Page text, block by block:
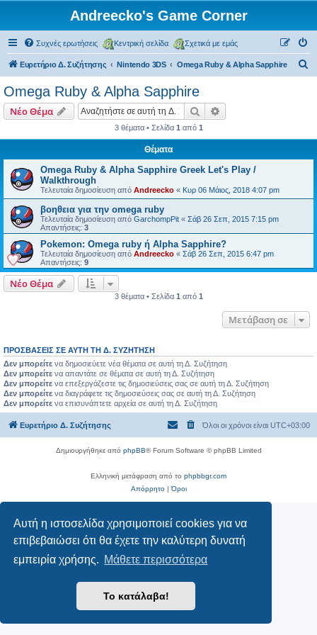
Αυτή η ιστοσελίδα χρησιμοποιεί cookies για να
επιβεβαιώσει ότι θα έχετε την καλύτερη δυνατή
εμπειρία χρήσης. Μάθετε περισσότερα
Το κατάλαβα!
Andreecko's Game Corner
Συχνές ερωτήσεις Κεντρική σελίδα Σχετικά με εμάς
Ευρετήριο Δ. Συζήτησης Nintendo 3DS Omega Ruby & Alpha Sapphire
η
Omega Ruby & Alpha Sapphire
Νέο Θέμα Αναζήτηση
3 θέματα • Σελίδα 1 από 1
Θέματα
Omega Ruby & Alpha Sapphire Greek Let's Play /
Walkthrough
Τελευταία δημοσίευση από Andreecko « Κυρ 06 Μάιος, 2018 4:07 pm
βοηθεια για την omega ruby
Τελευταία δημοσίευση από GarchompPit « Σάβ 26 Σεπ, 2015 7:15 pm
Απαντήσεις: 3
Pokemon: Omega ruby ή Alpha Sapphire?
Τελευταία δημοσίευση από Andreecko « Σάβ 26 Σεπ, 2015 6:47 pm
Απαντήσεις: 9
Νέο Θέμα
3 θέματα • Σελίδα 1 από 1
Μετάβαση σε
ΠΡΟΣΒΆΣΕΙΣ ΣΕ ΑΥΤΉ ΤΗ Δ. ΣΥΖΉΤΗΣΗ
Δεν μπορείτε να δημοσιεύετε νέα θέματα σε αυτή τη Δ. Συζήτηση
Δεν μπορείτε να απαντάτε σε θέματα σε αυτή τη Δ. Συζήτηση
Δεν μπορείτε να επεξεργάζεστε τις δημοσιεύσεις σας σε αυτή τη Δ. Συζήτηση
Δεν μπορείτε να διαγράφετε τις δημοσιεύσεις σας σε αυτή τη Δ. Συζήτηση
Δεν μπορείτε να επισυνάπτετε αρχεία σε αυτή τη Δ. Συζήτηση
Ευρετήριο Δ. Συζήτησης Όλοι οι χρόνοι είναι UTC+03:00
Δημιουργήθηκε από phpBB® Forum Software © phpBB Limited
Ελληνική μετάφραση από το phpbbgr.com
Απόρρητο|Όροι